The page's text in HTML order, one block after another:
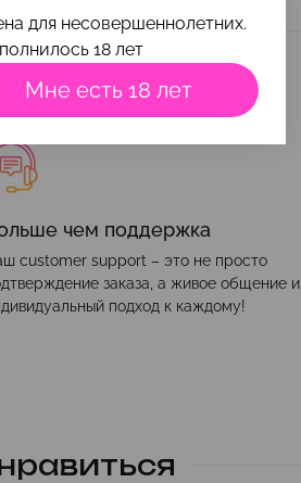
чем поддержка
customer support – это не просто
заказа, а живое общение и
подход к каждому!
для несовершеннолетних.
18 лет
Мне есть 18 лет